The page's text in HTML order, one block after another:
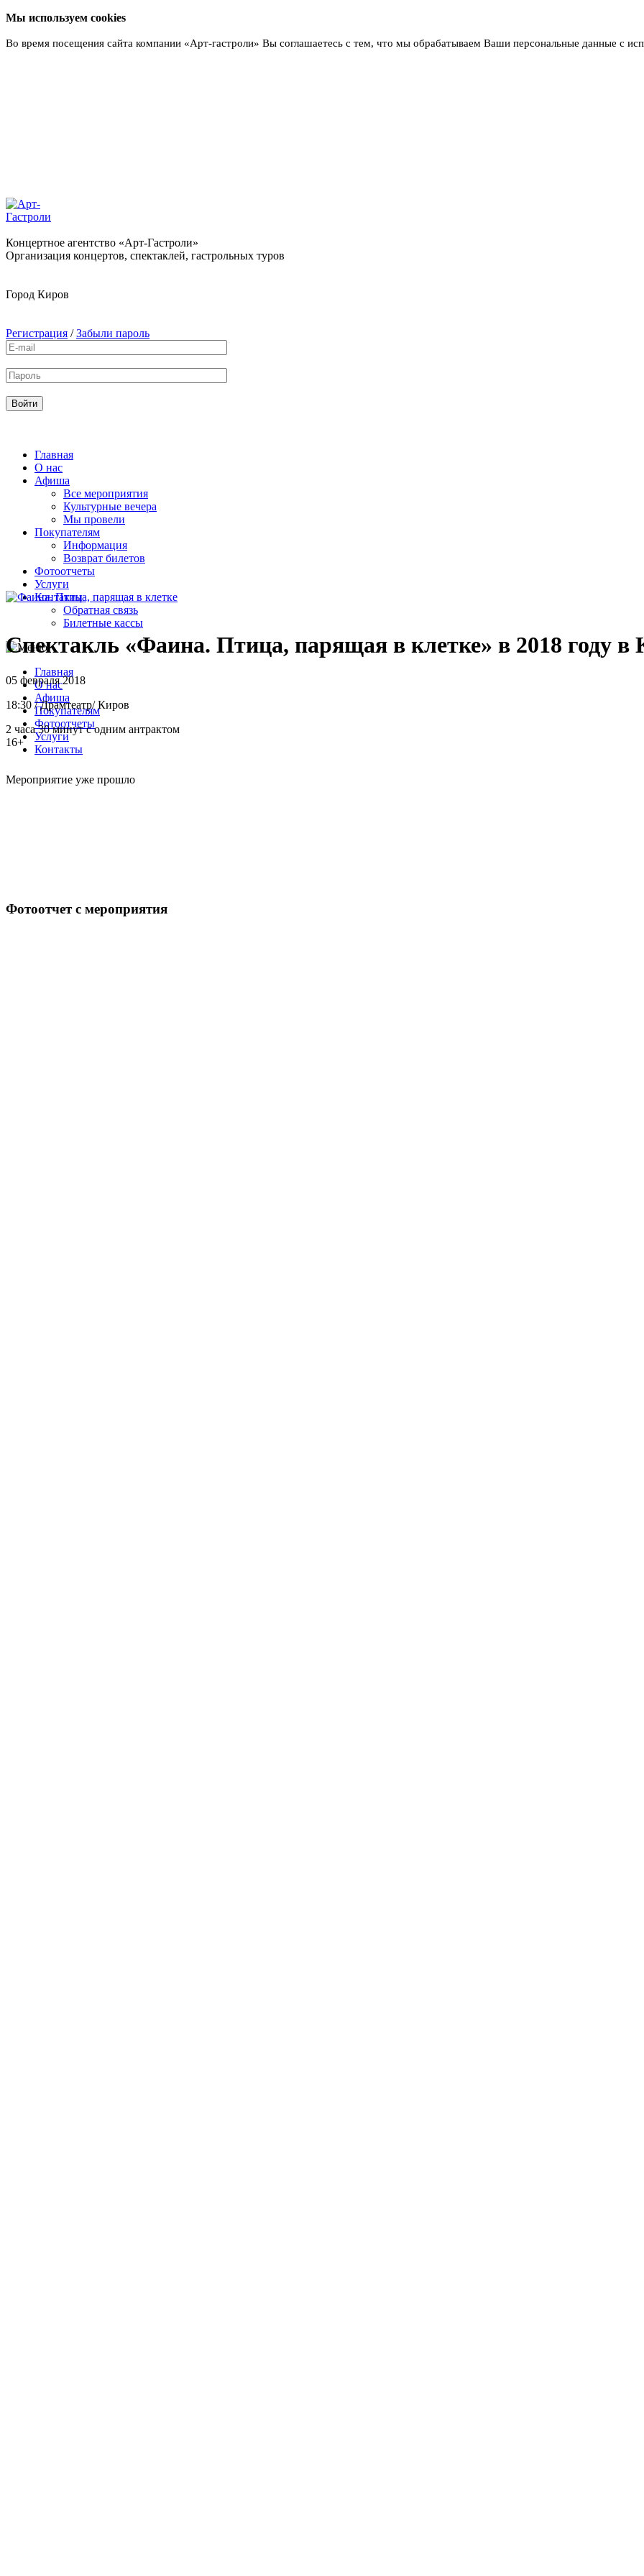
Мы используем cookies
Во время посещения сайта компании «Арт-гастроли» Вы соглашаетесь с тем, что мы обрабатываем Ваши персональные данные с
Концертное агентство «Арт-Гастроли»
Организация концертов, спектаклей, гастрольных туров
Город Киров
Регистрация / Забыли пароль
Главная
О нас
Афиша
Все мероприятия
Культурные вечера
Мы провели
Покупателям
Информация
Возврат билетов
Фотоотчеты
Услуги
Контакты
Обратная связь
Билетные кассы
Главная
О нас
Афиша
Покупателям
Фотоотчеты
Услуги
Контакты
Спектакль «Фаина. Птица, парящая в клетке» в 2018 году в
05 февраля 2018
18:30 /Драмтеатр/Киров
2 часа 30 минут с одним антрактом
16+
Мероприятие уже прошло
Фотоотчет с мероприятия